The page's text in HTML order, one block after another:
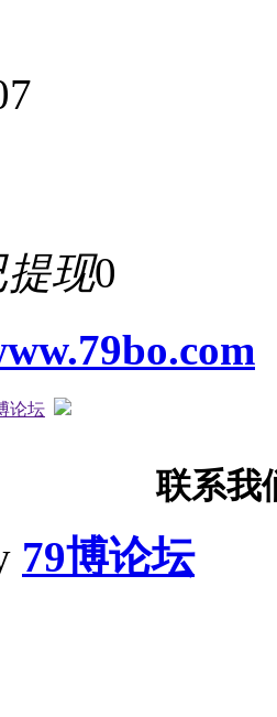
现0
论坛
联系我
79博论坛